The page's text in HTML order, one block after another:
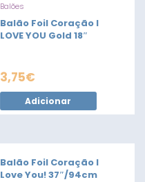
Balões
Balão Foil Coração I
LOVE YOU Gold 18″
3,75€
Adicionar
Balão Foil Coração I
Love You! 37″/94cm